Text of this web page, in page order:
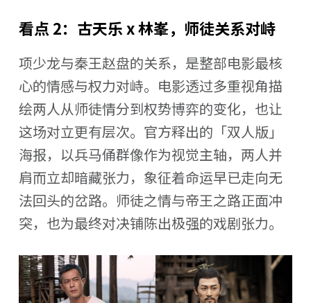
看点 2：古天乐 x 林峯，师徒关系对峙
项少龙与秦王赵盘的关系，是整部电影最核
心的情感与权力对峙。电影透过多重视角描
绘两人从师徒情分到权势博弈的变化，也让
这场对立更有层次。官方释出的「双人版」
海报，以兵马俑群像作为视觉主轴，两人并
肩而立却暗藏张力，象征着命运早已走向无
法回头的岔路。师徒之情与帝王之路正面冲
突，也为最终对决铺陈出极强的戏剧张力。